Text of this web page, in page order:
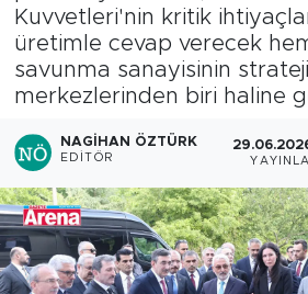
Kuvvetleri'nin kritik
üretimle cevap verecek
savunma sanayisinin
merkezlerinden biri haline
NAGIHAN ÖZTÜRK
EDITÖR